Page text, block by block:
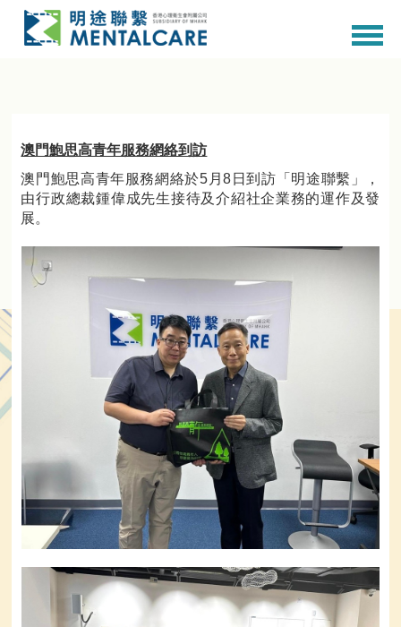
澳門鮑思高青年服務網絡到訪
澳門鮑思高青年服務網絡於5月8日到訪「明途聯繫」，
由行政總裁鍾偉成先生接待及介紹社企業務的運作及發
展。